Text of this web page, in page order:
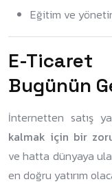
Eğitim ve
E-
Bugünün
İnternetten satış
kalmak için bir
ve hatta dünyaya
en doğru yatırım